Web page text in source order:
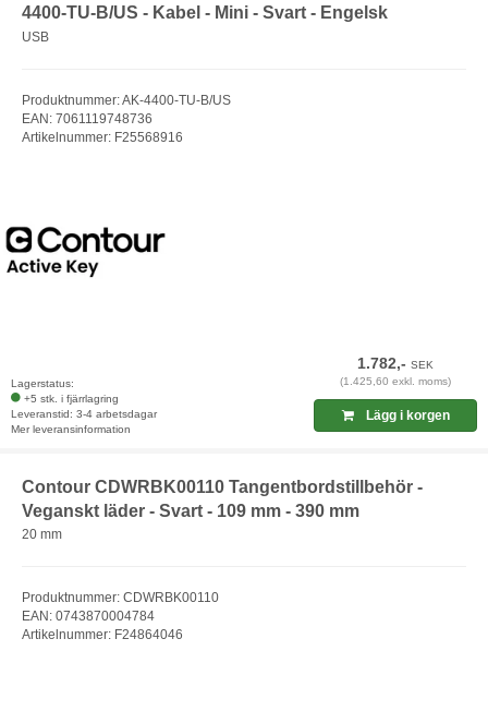
4400-TU-B/US - Kabel - Mini - Svart - Engelsk
USB
Produktnummer: AK-4400-TU-B/US
EAN: 7061119748736
Artikelnummer: F25568916
Lagerstatus:
+5 stk. i fjärrlagring
Leveranstid: 3-4 arbetsdagar
Mer leveransinformation
1.782,-SEK
(1.425,60 exkl. moms)
Lägg i korgen
Contour CDWRBK00110 Tangentbordstillbehör -
Veganskt läder - Svart - 109 mm - 390 mm
20 mm
Produktnummer: CDWRBK00110
EAN: 0743870004784
Artikelnummer: F24864046